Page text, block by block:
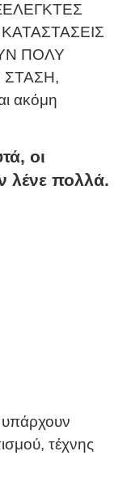
ΠΟΛΥ
ΣΤΑΣΗ,
ακόμη
οι
λένε πολλά.
υπάρχουν
τέχνης